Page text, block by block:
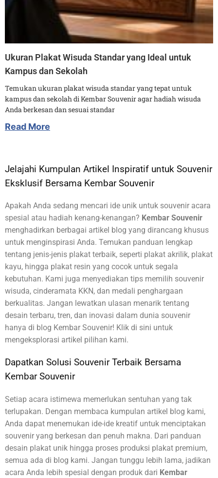
Ukuran Plakat Wisuda Standar yang Ideal untuk
Kampus dan Sekolah
Temukan ukuran plakat wisuda standar yang tepat untuk
kampus dan sekolah di Kembar Souvenir agar hadiah wisuda
Anda berkesan dan sesuai standar
Read More
Jelajahi Kumpulan Artikel Inspiratif untuk Souvenir
Eksklusif Bersama Kembar Souvenir
Apakah Anda sedang mencari ide unik untuk souvenir acara
spesial atau hadiah kenang-kenangan? Kembar Souvenir
menghadirkan berbagai artikel blog yang dirancang khusus
untuk menginspirasi Anda. Temukan panduan lengkap
tentang jenis-jenis plakat terbaik, seperti plakat akrilik, plakat
kayu, hingga plakat resin yang cocok untuk segala
kebutuhan. Kami juga menyediakan tips memilih souvenir
wisuda, cinderamata KKN, dan medali penghargaan
berkualitas. Jangan lewatkan ulasan menarik tentang
desain terbaru, tren, dan inovasi dalam dunia souvenir
hanya di blog Kembar Souvenir! Klik di sini untuk
mengeksplorasi artikel pilihan kami.
Dapatkan Solusi Souvenir Terbaik Bersama
Kembar Souvenir
Setiap acara istimewa memerlukan sentuhan yang tak
terlupakan. Dengan membaca kumpulan artikel blog kami,
Anda dapat menemukan ide-ide kreatif untuk menciptakan
souvenir yang berkesan dan penuh makna. Dari panduan
desain plakat unik hingga proses produksi plakat premium,
semua ada di blog kami. Jangan tunggu lebih lama, jadikan
acara Anda lebih spesial dengan produk dari Kembar